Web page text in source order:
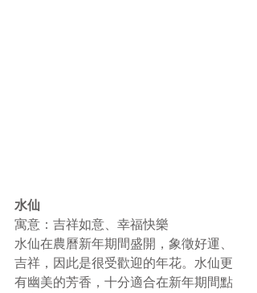
水仙
寓意：吉祥如意、幸福快樂
水仙在農曆新年期間盛開，象徵好運、
吉祥，因此是很受歡迎的年花。水仙更
有幽美的芳香，十分適合在新年期間點